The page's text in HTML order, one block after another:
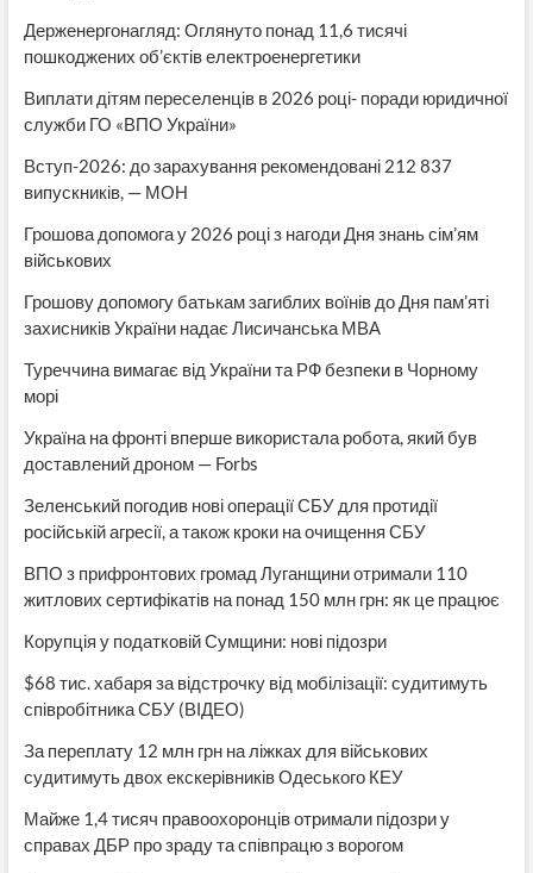
Держенергонагляд: Оглянуто понад 11,6 тисячі
пошкоджених об’єктів електроенергетики
Виплати дітям переселенців в 2026 році- поради юридичної
служби ГО «ВПО України»
Вступ-2026: до зарахування рекомендовані 212 837
випускників, — МОН
Грошова допомога у 2026 році з нагоди Дня знань сім’ям
військових
Грошову допомогу батькам загиблих воїнів до Дня пам’яті
захисників України надає Лисичанська МВА
Туреччина вимагає від України та РФ безпеки в Чорному
морі
Україна на фронті вперше використала робота, який був
доставлений дроном — Forbs
Зеленський погодив нові операції СБУ для протидії
російській агресії, а також кроки на очищення СБУ
ВПО з прифронтових громад Луганщини отримали 110
житлових сертифікатів на понад 150 млн грн: як це працює
Корупція у податковій Сумщини: нові підозри
$68 тис. хабаря за відстрочку від мобілізації: судитимуть
співробітника СБУ (ВІДЕО)
За переплату 12 млн грн на ліжках для військових
судитимуть двох екскерівників Одеського КЕУ
Майже 1,4 тисяч правоохоронців отримали підозри у
справах ДБР про зраду та співпрацю з ворогом